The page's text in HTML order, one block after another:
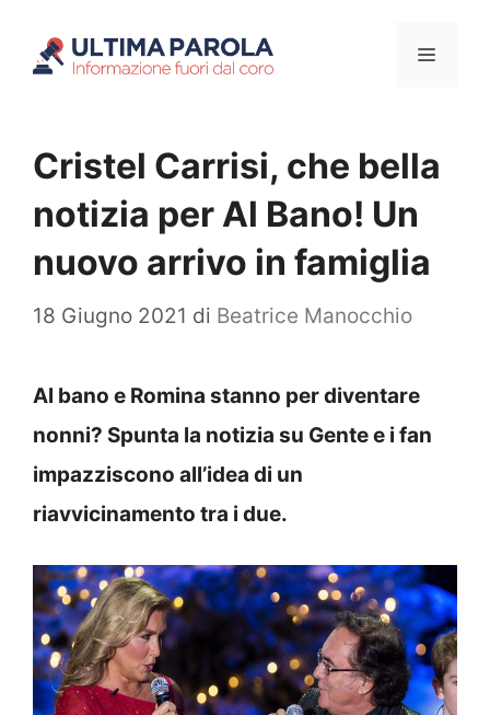
Menu
Cristel Carrisi, che bella
notizia per Al Bano! Un
nuovo arrivo in famiglia
18 Giugno 2021 di Beatrice Manocchio
Al bano e Romina stanno per diventare
nonni? Spunta la notizia su Gente e i fan
impazziscono all’idea di un
riavvicinamento tra i due.